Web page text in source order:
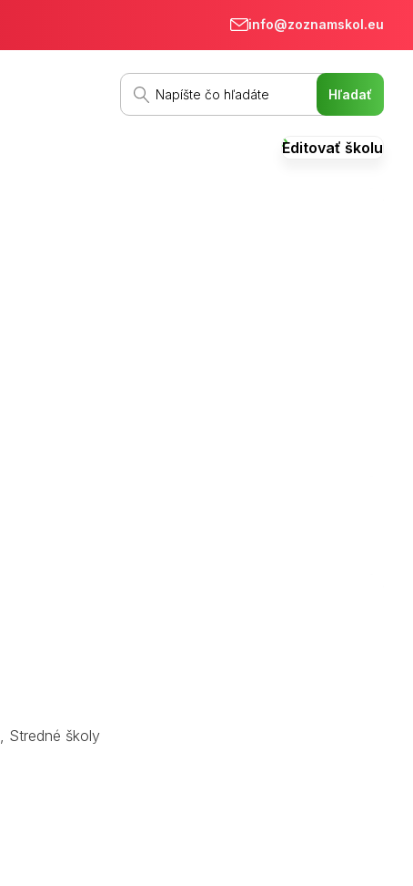
info@zoznamskol.eu
Editovať školu
Stredné školy